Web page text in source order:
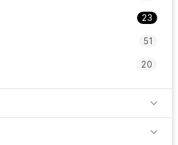
23
51
20